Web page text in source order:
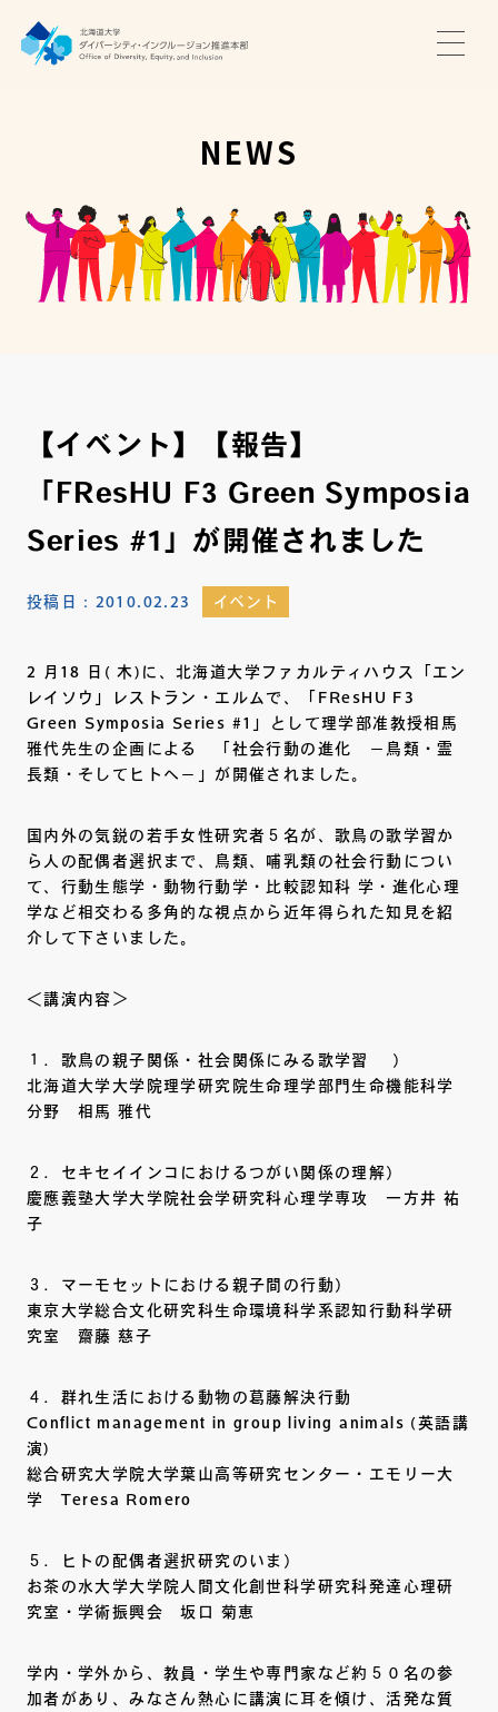
推進本部について
アクセス・お問い合わせ
NEWS
【イベント】【報告】
「FResHU F3 Green Symposia
Series #1」が開催されました
投稿日： 2010.02.23 イベント
2 月18 日( 木)に、北海道大学ファカルティハウス「エン
レイソウ」レストラン・エルムで、「FResHU F3
Green Symposia Series #1」として理学部准教授相馬
雅代先生の企画による 「社会行動の進化 －鳥類・霊
長類・そしてヒトへ－」が開催されました。
国内外の気鋭の若手女性研究者５名が、歌鳥の歌学習か
ら人の配偶者選択まで、鳥類、哺乳類の社会行動につい
て、行動生態学・動物行動学・比較認知科 学・進化心理
学など相交わる多角的な視点から近年得られた知見を紹
介して下さいました。
＜講演内容＞
１．歌鳥の親子関係・社会関係にみる歌学習 ）
北海道大学大学院理学研究院生命理学部門生命機能科学
分野 相馬 雅代
２．セキセイインコにおけるつがい関係の理解）
慶應義塾大学大学院社会学研究科心理学専攻 一方井 祐
子
３．マーモセットにおける親子間の行動）
東京大学総合文化研究科生命環境科学系認知行動科学研
究室 齋藤 慈子
４．群れ生活における動物の葛藤解決行動
Conflict management in group living animals (英語講
演)
総合研究大学院大学葉山高等研究センター・エモリー大
学 Teresa Romero
５．ヒトの配偶者選択研究のいま）
お茶の水大学大学院人間文化創世科学研究科発達心理研
究室・学術振興会 坂口 菊恵
学内・学外から、教員・学生や専門家など約５０名の参
加者があり、みなさん熱心に講演に耳を傾け、活発な質